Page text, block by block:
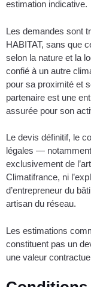
estimation indicative.
Les demandes sont
HABITAT, sans que
selon la nature et la
confié à un autre
pour sa proximité et
partenaire est une
assurée pour son
Le devis définitif, le
légales —
exclusivement de
Climatifrance, ni
d’entrepreneur du
artisan du réseau.
Les estimations
constituent pas un
une valeur